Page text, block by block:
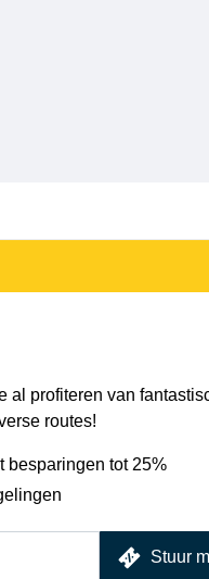
al profiteren van
routes!
besparingen tot 25%
Stuur